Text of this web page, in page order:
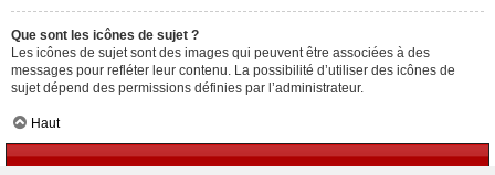
Que sont les icônes de sujet ?
Les icônes de sujet sont des images qui peuvent être associées à des
messages pour refléter leur contenu. La possibilité d’utiliser des icônes de
sujet dépend des permissions définies par l’administrateur.
Haut